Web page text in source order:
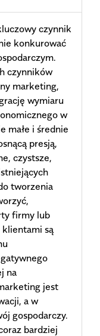
czynnik
konkurować
czynników
marketing,
wymiaru
w
małe i średnie
presją,
czystsze,
tworzenia
firmy lub
klientami są
na
jest
a w
gospodarczy.
bardziej